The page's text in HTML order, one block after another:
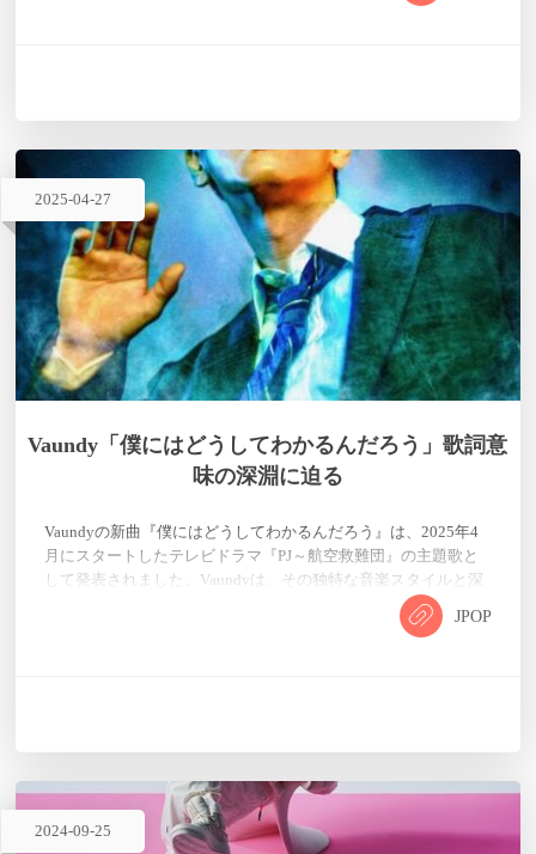
2025-04-27
Vaundy「僕にはどうしてわかるんだろう」歌詞意
味の深淵に迫る
JPOP
Vaundyの新曲『僕にはどうしてわかるんだろう』は、2025年4
月にスタートしたテレビドラマ『PJ～航空救難団』の主題歌と
して発表されました。Vaundyは、その独特な音楽スタイルと深
遠な歌詞で知られており、この曲もまた、彼の音楽的世界観を
存分に表現している作品です。この記事では、『僕にはどうし
2024-09-25